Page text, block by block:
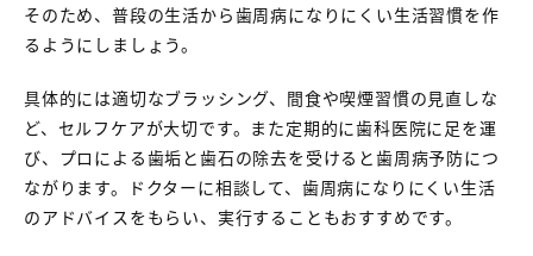
そのため、普段の生活から歯周病になりにくい生活習慣を作
るようにしましょう。
具体的には適切なブラッシング、間食や喫煙習慣の見直しな
ど、セルフケアが大切です。また定期的に歯科医院に足を運
び、プロによる歯垢と歯石の除去を受けると歯周病予防につ
ながります。ドクターに相談して、歯周病になりにくい生活
のアドバイスをもらい、実行することもおすすめです。